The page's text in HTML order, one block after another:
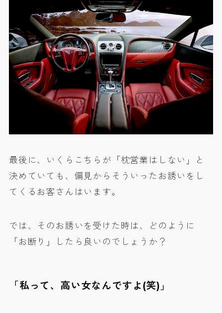
最後に、いくらこちらが「枕営業はしない」と
決めていても、偏見からそういったお誘いをし
てくるお客さんはいます。
では、そのお誘いを受けた時は、どのように
「お断り」したら良いのでしょうか？
「私って、高い女なんですよ(笑)」